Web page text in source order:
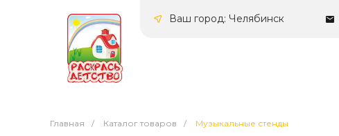
Ваш город: Челябинск
Главная / Каталог товаров / Музыкальные стенды